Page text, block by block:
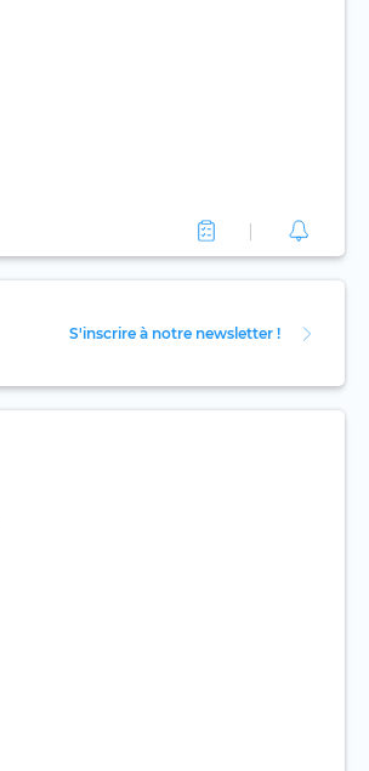
S'inscrire à notre newsletter !